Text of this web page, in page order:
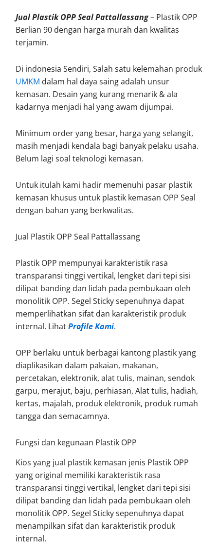
Jual Plastik OPP Seal Pattallassang– Plastik OPP
Berlian 90 dengan harga murah dan kwalitas
terjamin.
Di indonesia Sendiri, Salah satu kelemahan produk
UMKM dalam hal daya saing adalah unsur
kemasan. Desain yang kurang menarik & ala
kadarnya menjadi hal yang awam dijumpai.
Minimum order yang besar, harga yang selangit,
masih menjadi kendala bagi banyak pelaku usaha.
Belum lagi soal teknologi kemasan.
Untuk itulah kami hadir memenuhi pasar plastik
kemasan khusus untuk plastik kemasan OPP Seal
dengan bahan yang berkwalitas.
Jual Plastik OPP Seal Pattallassang
Plastik OPP mempunyai karakteristik rasa
transparansi tinggi vertikal, lengket dari tepi sisi
dilipat banding dan lidah pada pembukaan oleh
monolitik OPP. Segel Sticky sepenuhnya dapat
memperlihatkan sifat dan karakteristik produk
internal. LihatProfile Kami.
OPP berlaku untuk berbagai kantong plastik yang
diaplikasikan dalam pakaian, makanan,
percetakan, elektronik, alat tulis, mainan, sendok
garpu, merajut, baju, perhiasan, Alat tulis, hadiah,
kertas, majalah, produk elektronik, produk rumah
tangga dan semacamnya.
Fungsi dan kegunaan Plastik OPP
Kios yang jual plastik kemasan jenis Plastik OPP
yang original memiliki karakteristik rasa
transparansi tinggi vertikal, lengket dari tepi sisi
dilipat banding dan lidah pada pembukaan oleh
monolitik OPP. Segel Sticky sepenuhnya dapat
menampilkan sifat dan karakteristik produk
internal.